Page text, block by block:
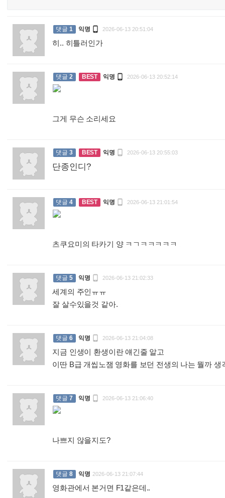
댓글 1 익명  2026-06-13 20:51:04
히.. 히틀러인가
댓글 2 BEST 익명  2026-06-13 20:52:14
그게 무슨 소리세요
댓글 3 BEST 익명  2026-06-13 20:55:03
단종인디?
댓글 4 BEST 익명  2026-06-13 21:01:54
츠쿠요미의 타카기 양 ㅋㄱㅋㅋㅋㅋㅋ
댓글 5 익명  2026-06-13 21:02:33
세계의 주인ㅠㅠ
잘 살수있을것 같아.
댓글 6 익명  2026-06-13 21:04:08
지금 인생이 환생이란 얘긴줄 알고
이딴 B급 개씹노잼 영화를 보던 전생의 나는 뭘까
댓글 7 익명  2026-06-13 21:06:40
나쁘지 않을지도?
댓글 8 익명 2026-06-13 21:07:44
영화관에서 본거면 F1같은데..